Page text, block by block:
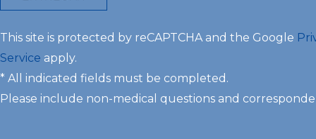
This site is protected by reCAPTCHA and the Google
Service apply.
* All indicated fields must be completed.
Please include non-medical questions and